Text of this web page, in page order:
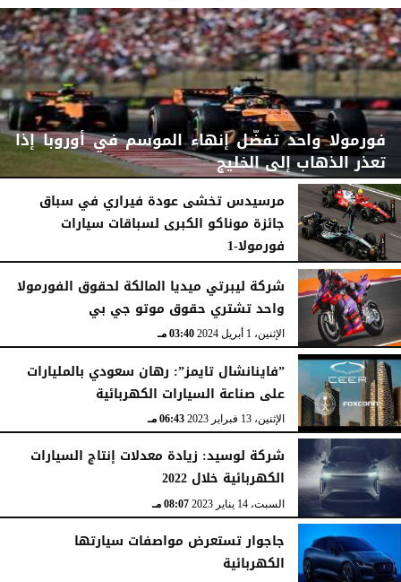
فورمولا واحد تفضّل إنهاء الموسم في أوروبا إذا
تعذر الذهاب إلى الخليج
السبت، 1 أغسطس 2026 03:02 مـ
مرسيدس تخشى عودة فيراري في سباق
جائزة موناكو الكبرى لسباقات سيارات
فورمولا-1
السبت، 6 يونيو 2026 05:22 مـ
شركة ليبرتي ميديا المالكة لحقوق الفورمولا
واحد تشتري حقوق موتو جي بي
الإثنين، 1 أبريل 2024 03:40 مـ
”فاينانشال تايمز”: رهان سعودي بالمليارات
على صناعة السيارات الكهربائية
الإثنين، 13 فبراير 2023 06:43 مـ
شركة لوسيد: زيادة معدلات إنتاج السيارات
الكهربائية خلال 2022
السبت، 14 يناير 2023 08:07 مـ
جاجوار تستعرض مواصفات سيارتها
الكهربائية